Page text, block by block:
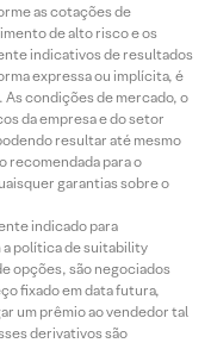
as cotações de
de alto risco e os
indicativos de resultados
expressa ou implícita, é
condições de mercado, o
da empresa e do setor
resultar até mesmo
recomendada para o
garantias sobre o
indicado para
política de suitability
opções, são negociados
fixado em data futura,
um prêmio ao vendedor tal
derivativos são